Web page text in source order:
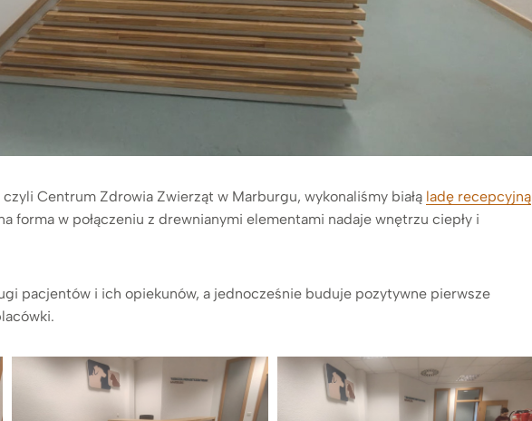
Centrum Zdrowia Zwierząt w Marburgu, wykonaliśmy białą ladę recepcyjną
forma w połączeniu z drewnianymi elementami nadaje wnętrzu ciepły i
pacjentów i ich opiekunów, a jednocześnie buduje pozytywne pierwsze